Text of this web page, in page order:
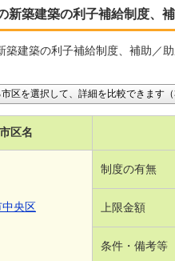
新築建築の利子補給制度、
築建築の利子補給制度、補助／
区を選択して、詳細を比較できます（
市区名
央区
制度の有無
上限金額
条件・備考等